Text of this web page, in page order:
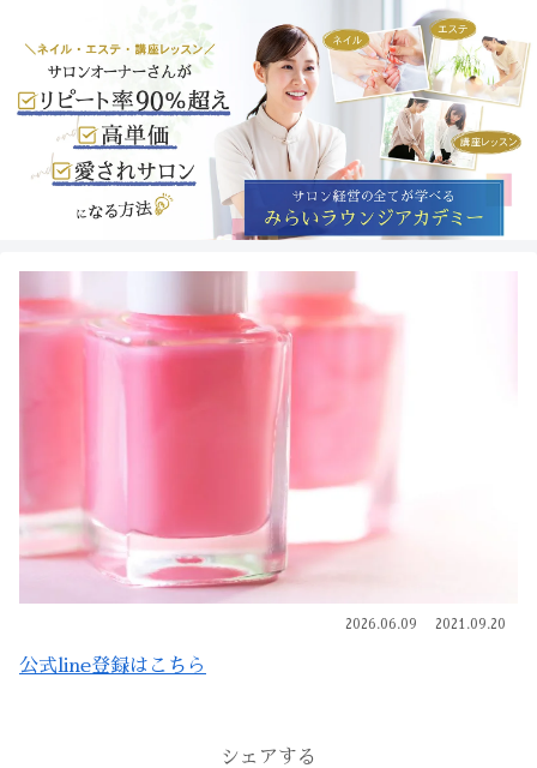
2026.06.09 2021.09.20
公式line登録はこちら
シェアする